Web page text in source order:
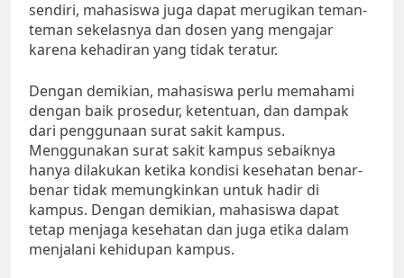
sendiri, mahasiswa juga dapat merugikan teman-
teman sekelasnya dan dosen yang mengajar
karena kehadiran yang tidak teratur.
Dengan demikian, mahasiswa perlu memahami
dengan baik prosedur, ketentuan, dan dampak
dari penggunaan surat sakit kampus.
Menggunakan surat sakit kampus sebaiknya
hanya dilakukan ketika kondisi kesehatan benar-
benar tidak memungkinkan untuk hadir di
kampus. Dengan demikian, mahasiswa dapat
tetap menjaga kesehatan dan juga etika dalam
menjalani kehidupan kampus.